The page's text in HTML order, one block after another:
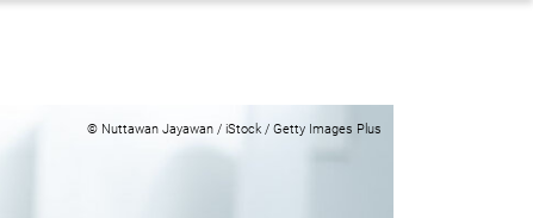
© Nuttawan Jayawan / iStock / Getty Images Plus